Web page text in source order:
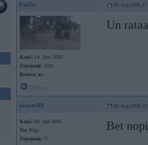
Bullis 09. Aug 2006,
Kopš: 14. Nov 2003
Ziņojumi: 2501
Braucu ar:
Un
ainars88 09. Aug 2006,
Kopš: 09. Apr 2006
No: Rīga
Ziņojumi: 77
Bet